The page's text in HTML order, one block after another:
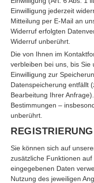
Einwilligung jederzeit
Mitteilung per E-Mail an
Widerruf erfolgten
Widerruf unberührt.
Die von Ihnen im
verbleiben bei uns, bis
Einwilligung zur
Datenspeicherung entfällt
Bearbeitung Ihrer
Bestimmungen –
unberührt.
Sie können sich auf
zusätzliche Funktionen
eingegebenen Daten
Nutzung des jeweiligen